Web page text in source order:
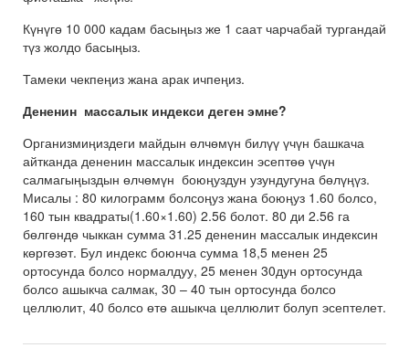
Күнүгө 10 000 кадам басыңыз же 1 саат чарчабай тургандай
түз жолдо басыңыз.
Тамеки чекпеңиз жана арак ичпеңиз.
Дененин массалык индекси деген эмне?
Организмиңиздеги майдын өлчөмүн билүү үчүн башкача
айтканда дененин массалык индексин эсептөө үчүн
салмагыңыздын өлчөмүн боюңуздун узундугуна бөлүңүз.
Мисалы : 80 килограмм болсоңуз жана боюңуз 1.60 болсо,
160 тын квадраты(1.60×1.60) 2.56 болот. 80 ди 2.56 га
бөлгөндө чыккан сумма 31.25 дененин массалык индексин
көргөзөт. Бул индекс боюнча сумма 18,5 менен 25
ортосунда болсо нормалдуу, 25 менен 30дун ортосунда
болсо ашыкча салмак, 30 – 40 тын ортосунда болсо
целлюлит, 40 болсо өтө ашыкча целлюлит болуп эсептелет.